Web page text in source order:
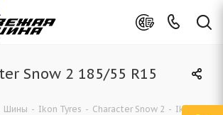
Snow 2 185/55 R15
Шины - Ikon Tyres - Character Snow 2 - Ikon